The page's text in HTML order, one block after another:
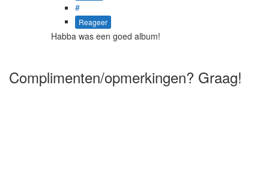
#
Reageer
Habba was een goed album!
Complimenten/opmerkingen? Graag!